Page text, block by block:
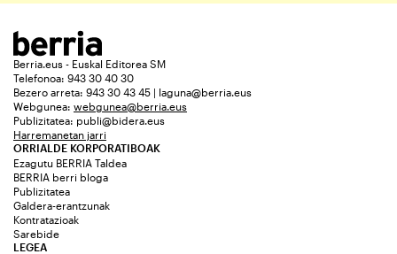
Berria.eus - Euskal Editorea SM
Telefonoa: 943 30 40 30
Bezero arreta: 943 30 43 45 | laguna@berria.eus
Webgunea: webgunea@berria.eus
Publizitatea: publi@bidera.eus
Harremanetan jarri
ORRIALDE KORPORATIBOAK
Ezagutu BERRIA Taldea
BERRIA berri bloga
Publizitatea
Galdera-erantzunak
Kontratazioak
Sarebide
LEGEA